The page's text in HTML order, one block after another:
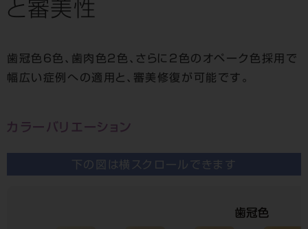
と審美性
歯冠色６色、歯肉色２色、さらに２色のオペーク色採用で
幅広い症例への適用と、審美修復が可能です。
カラーバリエーション
下の図は横スクロールできます